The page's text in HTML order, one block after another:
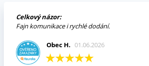
Celkový názor:
Fajn komunikace i rychlé dodání.
Obec H. 01.06.2026